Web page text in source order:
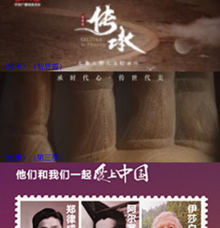
《传承》（智慧篇）
《传承》（第三季）